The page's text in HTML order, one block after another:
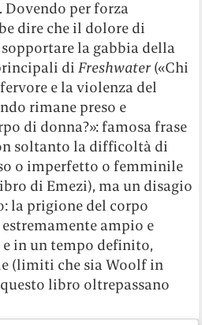
Dovendo per forza
dire che il dolore di
la gabbia della
diFreshwater («Chi
e la violenza del
rimane preso e
di donna?»: famosa frase
soltanto la difficoltà di
o imperfetto o femminile
di Emezi), ma un disagio
la prigione del corpo
ampio e
in un tempo definito,
(limiti che sia Woolf in
libro oltrepassano